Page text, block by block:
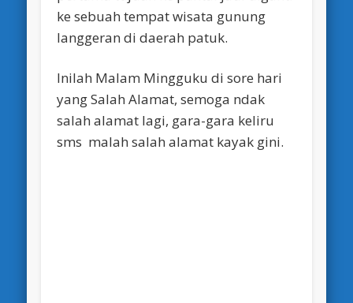
ke sebuah tempat wisata gunung
langgeran di daerah patuk.
Inilah Malam Mingguku di sore hari
yang Salah Alamat, semoga ndak
salah alamat lagi, gara-gara keliru
sms malah salah alamat kayak gini.